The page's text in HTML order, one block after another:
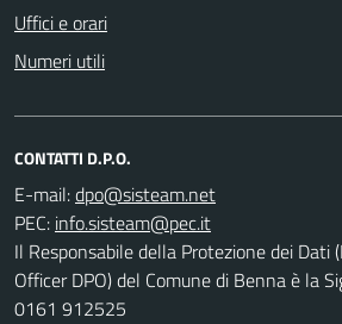
Uffici e orari
Numeri utili
CONTATTI D.P.O.
E-mail:
PEC:
Il Responsabile della Protezione dei Dati
Officer DPO) del Comune di Benna è la
0161 912525